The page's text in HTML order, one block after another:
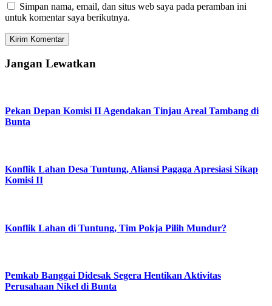
Simpan nama, email, dan situs web saya pada peramban ini
untuk komentar saya berikutnya.
Jangan Lewatkan
Pekan Depan Komisi II Agendakan Tinjau Areal Tambang di
Bunta
Konflik Lahan Desa Tuntung, Aliansi Pagaga Apresiasi Sikap
Komisi II
Konflik Lahan di Tuntung, Tim Pokja Pilih Mundur?
Pemkab Banggai Didesak Segera Hentikan Aktivitas
Perusahaan Nikel di Bunta